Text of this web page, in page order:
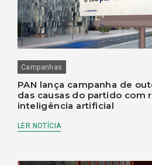
Campanhas
PAN lança campanha de
das causas do partido com
inteligência artificial
LER NOTÍCIA